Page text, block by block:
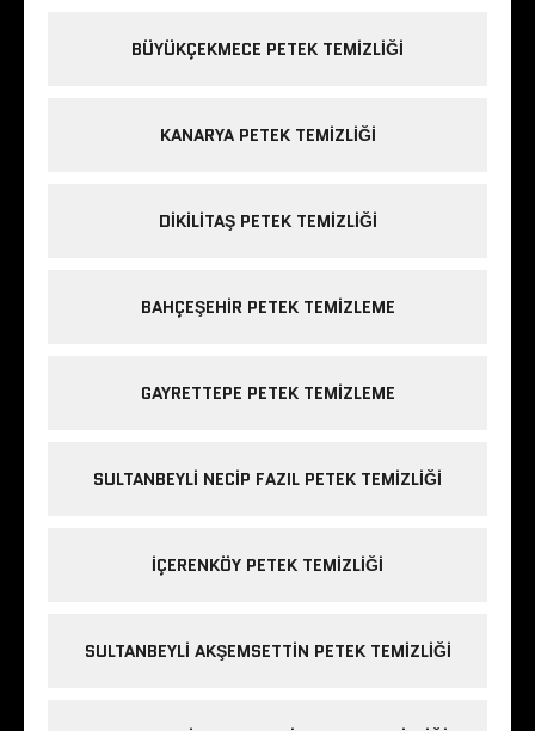
BÜYÜKÇEKMECE PETEK TEMIZLIĞI
KANARYA PETEK TEMIZLIĞI
DIKILITAŞ PETEK TEMIZLIĞI
BAHÇEŞEHIR PETEK TEMIZLEME
GAYRETTEPE PETEK TEMIZLEME
SULTANBEYLI NECIP FAZIL PETEK TEMIZLIĞI
IÇERENKÖY PETEK TEMIZLIĞI
SULTANBEYLI AKŞEMSETTIN PETEK TEMIZLIĞI